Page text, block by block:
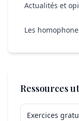
Actualités et
Les
Ressources
Exercices